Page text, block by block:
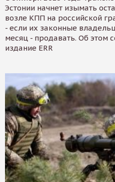
Эстонии начнет изымать
возле КПП на российской
- если их законные
месяц - продавать. Об этом
издание ERR